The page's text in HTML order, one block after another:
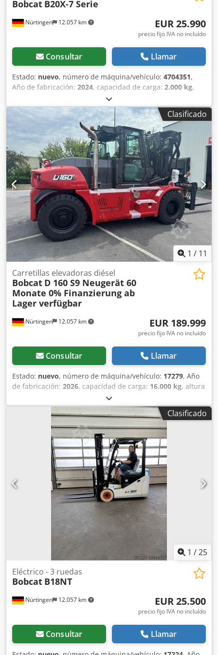
Nürtingen 12.057 km
Bobcat B20X-7 Serie
EUR 25.990
precio fijo IVA no incluído
Consultar Llamar
Estado: nuevo, número de máquina/vehículo: 4704351,
Año de fabricación: 2024, capacidad de carga: 2.000 kg,
4.730 mm, ascensor libre:
centro de carga:500 mm, tipo de combustible:eléctrico,
tipo de mástil:triple , altura de construcción:2.230 mm,
longitud de la horquilla:1.200 mm, tipo de motor:
Eléctrico, fabricante: Bobcat Csdpfoxz Spwex An Herf
Clasificado
1 / 11
Nürtingen 12.057 km
Carretillas elevadoras diésel
Bobcat D 160 S9 Neugerät 60
Monate 0% Finanzierung ab
Lager verfügbar
EUR 189.999
precio fijo IVA no incluído
Consultar Llamar
Estado: nuevo, número de máquina/vehículo: 17279, Año
de fabricación: 2026, capacidad de carga: 16.000 kg, altura
, ascensor libre:
de carga:600 mm, tipo de combustible:diésel, tipo de
triple, altura de construcción:3.030 mm, longitud
de la horquilla:2.400 mm, tamaño del neumático
12.00-20 100%, tamaño del neumático trasero:
12.00-20 100%, peso total:19.300 kg, Equipamiento:
, 5218640 Número de serie: FDC0H-5107-00494
Cedpfx Anezp T Aue Hjrf
Clasificado
1 /25
Nürtingen 12.057 km
Eléctrico - 3 ruedas
Bobcat B18NT
EUR 25.500
precio fijo IVA no incluído
Consultar Llamar